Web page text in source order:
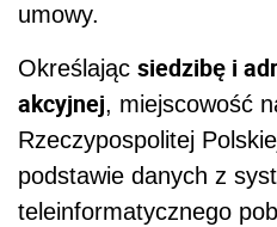
umowy.
Określając siedzibę i
akcyjnej, miejscowość
Rzeczypospolitej
podstawie danych z
teleinformatycznego